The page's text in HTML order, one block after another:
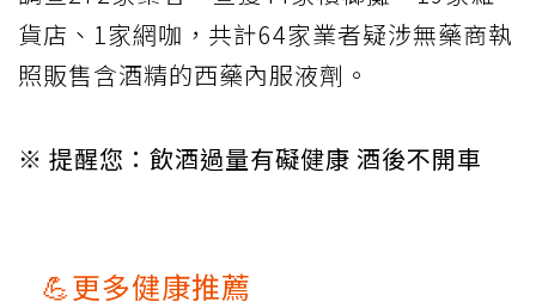
貨店、1家網咖，共計64家業者疑涉無藥商執
照販售含酒精的西藥內服液劑。
※ 提醒您：飲酒過量有礙健康 酒後不開車
💪更多健康推薦